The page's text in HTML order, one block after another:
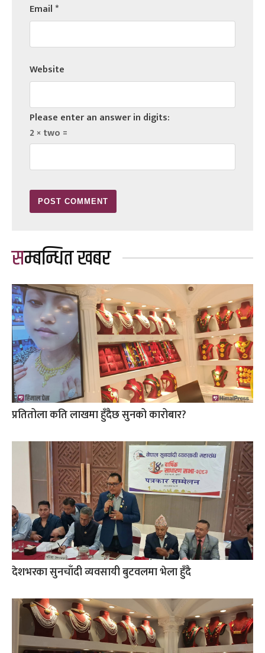
Email*
Website
Please enter an answer in digits:
2 × two =
सम्बन्धित खबर
प्रतितोला कति लाखमा हुँदैछ सुनको कारोबार?
देशभरका सुनचाँदी व्यवसायी बुटवलमा भेला हुँदै